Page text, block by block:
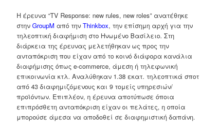
Η έρευνα “TV Response: new rules, new roles” ανατέθηκε
στηνGroupM από τηνThinkbox, την επίσημη αρχή για την
τηλεοπτική διαφήμιση στο Ηνωμένο Βασίλειο. Στη
διάρκεια της έρευνας μελετήθηκαν ως προς την
ανταπόκριση που είχαν από το κοινό διάφορα κανάλια
διαφήμισης όπως e-commerce, άμεση ή τηλεφωνική
επικοινωνία κτλ. Αναλύθηκαν 1.38 εκατ. τηλεοπτικά σποτ
από 43 διαφημιζόμενους και 9 τομείς υπηρεσιών/
προϊόντων. Επιπλέον, η έρευνα αποτύπωσε όποια
επιπρόσθετη ανταπόκριση είχαν οι πελάτες, η οποία
μπορούσε άμεσα να αποδοθεί σε διαφημιστική δαπάνη.